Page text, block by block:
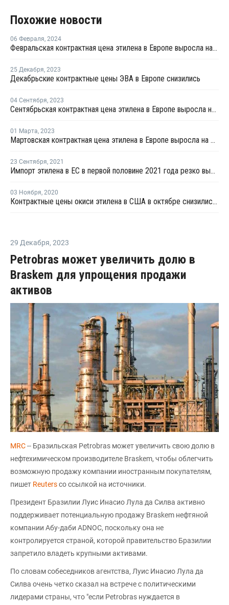
Похожие новости
06 Февраля, 2024
Февральская контрактная цена этилена в Европе выросла на EUR5 за тонну
25 Декабря, 2023
Декабрьские контрактные цены ЭВА в Европе снизились
04 Сентября, 2023
Сентябрьская контрактная цена этилена в Европе выросла на EUR75 за тонну
01 Марта, 2023
Мартовская контрактная цена этилена в Европе выросла на EUR30 за тонну
23 Сентября, 2021
Импорт этилена в ЕС в первой половине 2021 года резко вырос
03 Ноября, 2020
Контрактные цены окиси этилена в США в октябре снизились на USD13 за тонну
29 Декабря, 2023
Petrobras может увеличить долю в
Braskem для упрощения продажи
активов
MRC-- Бразильская Petrobras может увеличить свою долю в
нефтехимическом производителе Braskem, чтобы облегчить
возможную продажу компании иностранным покупателям,
пишет Reutersсо ссылкой на источники.
Президент Бразилии Луис Инасио Лула да Силва активно
поддерживает потенциальную продажу Braskem нефтяной
компании Абу-даби ADNOC, поскольку она не
контролируется страной, которой правительство Бразилии
запретило владеть крупными активами.
По словам собеседников агентства, Луис Инасио Лула да
Силва очень четко сказал на встрече с политическими
лидерами страны, что "если Petrobras нуждается в